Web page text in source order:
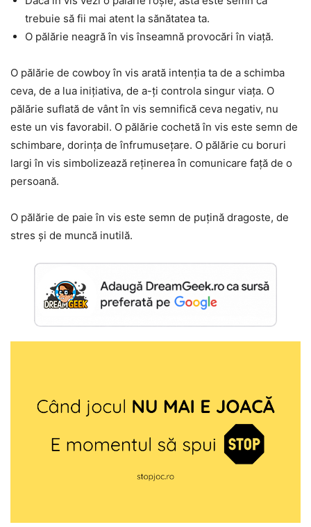
trebuie să fii mai atent la sănătatea ta.
O pălărie neagră în vis înseamnă provocări în viață.
O pălărie de cowboy în vis arată intenția ta de a schimba
ceva, de a lua inițiativa, de a-ți controla singur viața. O
pălărie suflată de vânt în vis semnifică ceva negativ, nu
este un vis favorabil. O pălărie cochetă în vis este semn de
schimbare, dorința de înfrumusețare. O pălărie cu boruri
largi în vis simbolizează reținerea în comunicare față de o
persoană.
O pălărie de paie în vis este semn de puțină dragoste, de
stres și de muncă inutilă.